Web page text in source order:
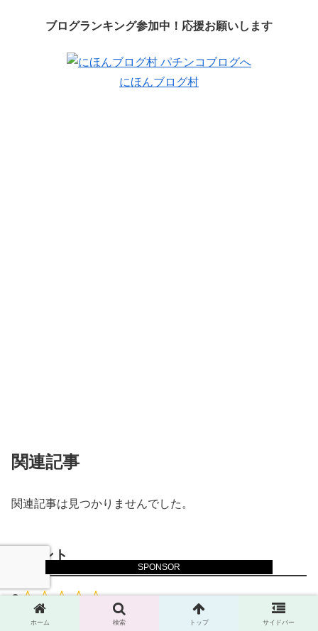
SPONSOR
ブログランキング参加中！応援お願いします
にほんブログ村
関連記事
関連記事は見つかりませんでした。
コメント
0
5つ星中0つ星です！（全0件のレビュー）
ホーム 検索 トップ サイドバー